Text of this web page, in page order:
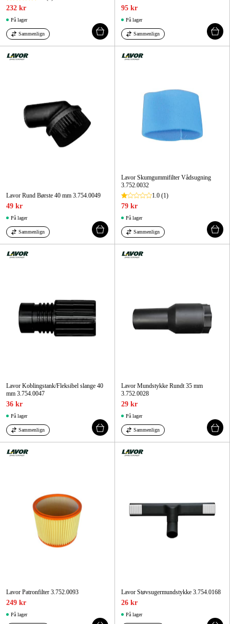
232 kr
På lager
Sammenlign
95 kr
På lager
Sammenlign
Lavor Rund Børste 40 mm 3.754.0049
49 kr
På lager
Sammenlign
Lavor Skumgummifilter Vådsugning
3.752.0032
1.0 (1)
79 kr
På lager
Sammenlign
Lavor Koblingstank/Fleksibel slange 40
mm 3.754.0047
36 kr
På lager
Sammenlign
Lavor Mundstykke Rundt 35 mm
3.752.0028
29 kr
På lager
Sammenlign
Lavor Patronfilter 3.752.0093
249 kr
På lager
Lavor Støvsugermundstykke 3.754.0168
26 kr
På lager